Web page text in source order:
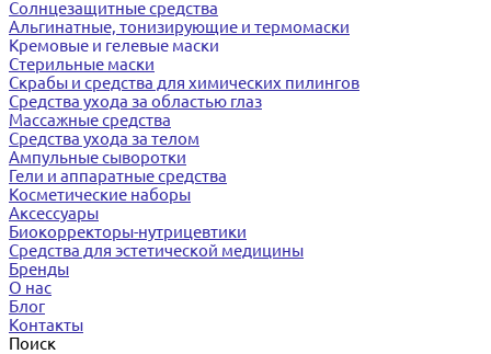
Солнцезащитные средства
Альгинатные, тонизирующие и термомаски
Кремовые и гелевые маски
Стерильные маски
Скрабы и средства для химических пилингов
Средства ухода за областью глаз
Массажные средства
Средства ухода за телом
Ампульные сыворотки
Гели и аппаратные средства
Косметические наборы
Аксессуары
Биокорректоры-нутрицевтики
Средства для эстетической медицины
Бренды
О нас
Блог
Контакты
Поиск